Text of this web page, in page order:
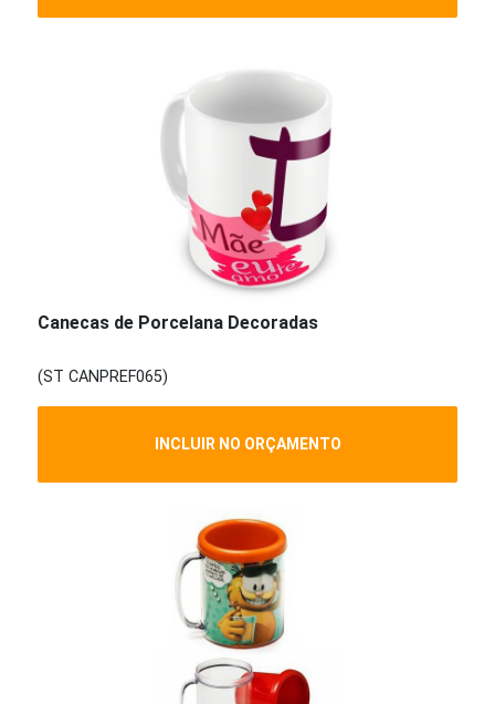
Canecas de Porcelana Decoradas
(ST CANPREF065)
INCLUIR NO ORÇAMENTO